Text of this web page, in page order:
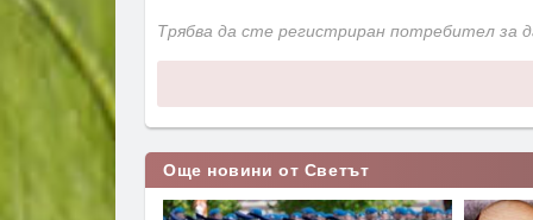
Трябва да сте регистриран потребител
Още новини от Светът